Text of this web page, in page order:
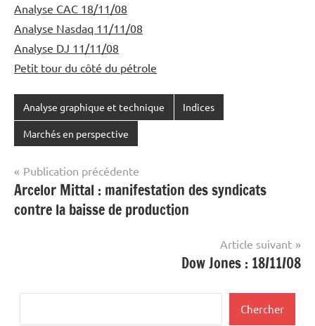
Analyse CAC 18/11/08
Analyse Nasdaq 11/11/08
Analyse DJ 11/11/08
Petit tour du côté du pétrole
Analyse graphique et technique Indices
Marchés en perspective
Navigation
de
l’article
Publication précédente
Arcelor Mittal : manifestation des syndicats
contre la baisse de production
Article suivant
Dow Jones : 18/11/08
Chercher